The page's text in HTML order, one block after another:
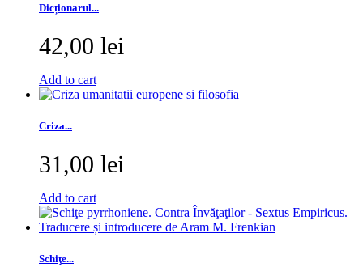
Dicționarul...
42,00 lei
Add to cart
Criza...
31,00 lei
Add to cart
Schiţe...